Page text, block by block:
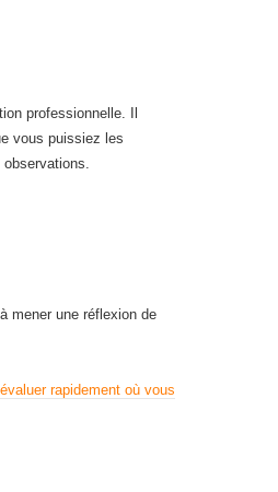
professionnelle. Il
vous puissiez les
mener une réflexion de
rapidement où vous